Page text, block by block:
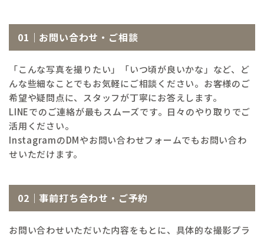
撮影チケットを購入
01｜お問い合わせ・ご相談
「こんな写真を撮りたい」「いつ頃が良いかな」など、ど
んな些細なことでもお気軽にご相談ください。お客様のご
希望や疑問点に、スタッフが丁寧にお答えします。
LINEでのご連絡が最もスムーズです。日々のやり取りでご
活用ください。
InstagramのDMやお問い合わせフォームでもお問い合わ
せいただけます。
02｜事前打ち合わせ・ご予約
お問い合わせいただいた内容をもとに、具体的な撮影プラ